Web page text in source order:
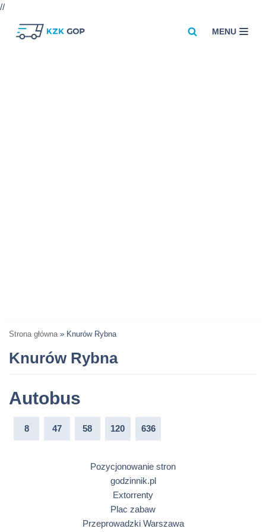
//
MENU
Strona główna » Knurów Rybna
Knurów Rybna
Autobus
8 47 58 120 636
Pozycjonowanie stron
godzinnik.pl
Extorrenty
Plac zabaw
Przeprowadzki Warszawa